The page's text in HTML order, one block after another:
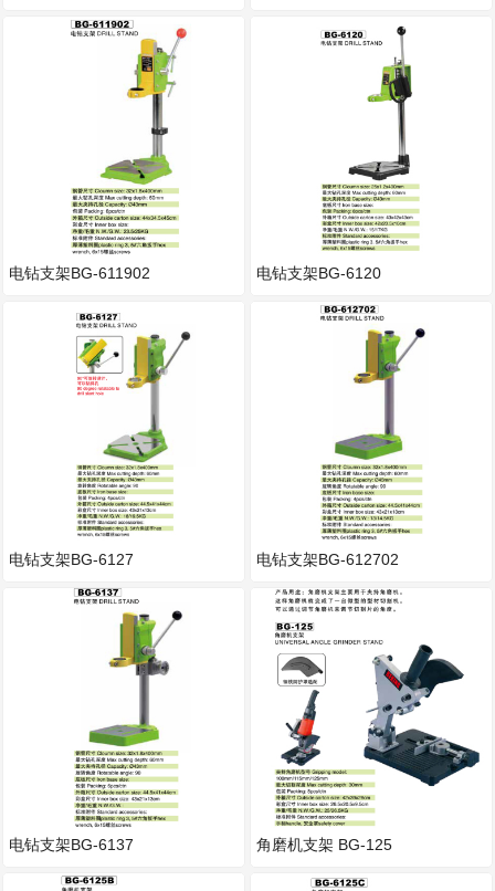
电钻支架BG-611902
电钻支架BG-6127
电钻支架BG-6137
电钻支架BG-6120
电钻支架BG-612702
角磨机支架 BG-125